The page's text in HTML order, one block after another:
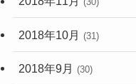
(30)
2018年10月 (31)
2018年9月 (30)